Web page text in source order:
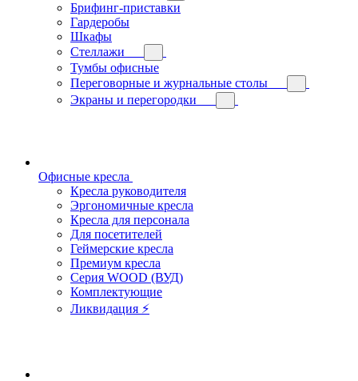
Брифинг-приставки
Гардеробы
Шкафы
Стеллажи
Тумбы офисные
Переговорные и журнальные столы
Экраны и перегородки
Офисные кресла
Кресла руководителя
Эргономичные кресла
Кресла для персонала
Для посетителей
Геймерские кресла
Премиум кресла
Серия WOOD (ВУД)
Комплектующие
Ликвидация ⚡